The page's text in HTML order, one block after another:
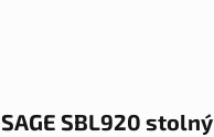
SAGE SBL920 stolný